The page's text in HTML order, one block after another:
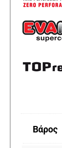
Βάρος